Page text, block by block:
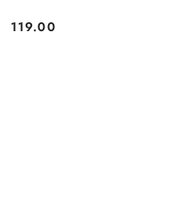
Cena:
119.00